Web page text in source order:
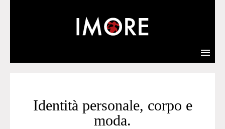
Identità personale, corpo e
moda.